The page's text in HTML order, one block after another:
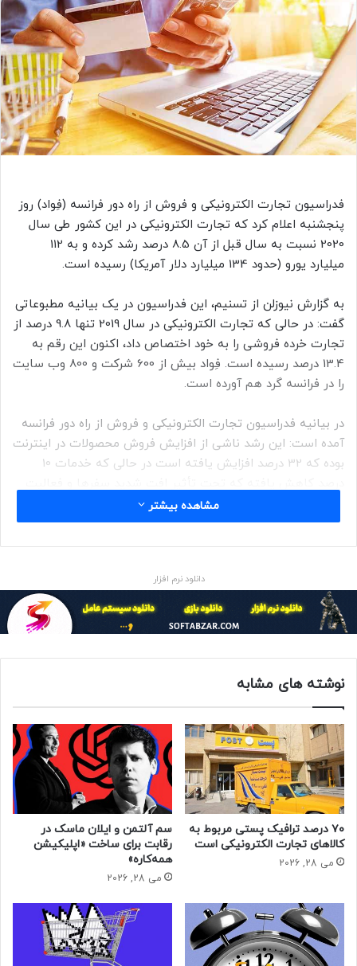
فدراسیون تجارت الکترونیکی و فروش از راه دور فرانسه (فِواد) روز
پنجشنبه اعلام کرد که تجارت الکترونیکی در این کشور طی سال
2020 نسبت به سال قبل از آن 8.5 درصد رشد کرده و به 112
میلیارد یورو (حدود 134 میلیارد دلار آمریکا) رسیده است.
به گزارش نیوزلن از تسنیم، این فدراسیون در یک بیانیه مطبوعاتی
گفت: در حالی که تجارت الکترونیکی در سال 2019 تنها 9.8 درصد از
تجارت خرده فروشی را به خود اختصاص داد، اکنون این رقم به
13.4 درصد رسیده است. فِواد بیش از 600 شرکت و 800 وب سایت
را در فرانسه گرد هم آورده است.
در بیانیه فدراسیون تجارت الکترونیکی و فروش از راه دور فرانسه
آمده است: این رشد ناشی از افزایش فروش محصولات در اینترنت
بوده که 32 درصد افزایش یافته است در حالی که خدمات 10
های تفریحی در طی بحران (همه گیری) است.
در طول سال گذشته، این بخش 17400 سایت دیگر در مقایسه با
اینترنتی، که مجموع محصولات و خدمات را شامل می شود، بیش
از 1.84 میلیارد معامله را ثبت کرده اند که سالانه 5.8 درصد
افزایش نشان می دهد.
بر اساس این گزارش، میانگین سبد خرید در سال 2020، 61 یورو در
مقایسه با 59 یورو در سال 2019 است.
این فدراسیون گفت: بحران سلامت (شیوع کرونا)، مقدار متوسط
معاملات را که برای چندین سال در حال سقوط بود تغییر داد.
newslan.ir
نیوزلن: تجارت الکترونیک ویروس کرونا
مشاهده بیشتر
دانلود نرم افزار
نوشته های مشابه
۷۰ درصد ترافیک پستی مربوط به
کالاهای تجارت الکترونیکی است
می 28, 2026
سم آلتمن و ایلان ماسک در
رقابت برای ساخت «اپلیکیشن
همه‌کاره»
می 28, 2026